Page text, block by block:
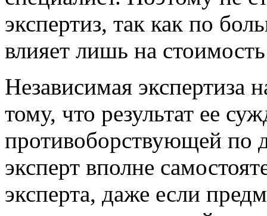
экспертиз, так как по
влияет лишь на
Независимая экспертиза
тому, что результат ее
противоборствующей по
эксперт вполне
эксперта, даже если